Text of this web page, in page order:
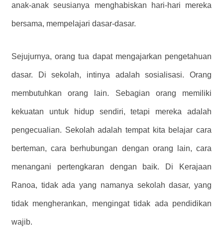
anak-anak seusianya menghabiskan hari-hari mereka
bersama, mempelajari dasar-dasar.
Sejujurnya, orang tua dapat mengajarkan pengetahuan
dasar. Di sekolah, intinya adalah sosialisasi. Orang
membutuhkan orang lain. Sebagian orang memiliki
kekuatan untuk hidup sendiri, tetapi mereka adalah
pengecualian. Sekolah adalah tempat kita belajar cara
berteman, cara berhubungan dengan orang lain, cara
menangani pertengkaran dengan baik. Di Kerajaan
Ranoa, tidak ada yang namanya sekolah dasar, yang
tidak mengherankan, mengingat tidak ada pendidikan
wajib.